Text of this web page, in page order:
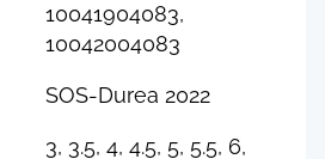
10041904083,
10042004083
SOS-Durea 2022
3, 3.5, 4, 4.5, 5, 5.5, 6,